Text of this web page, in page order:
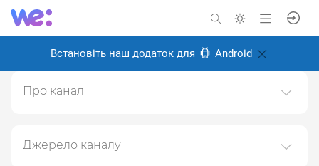
Встановіть наш додаток для Android
Про канал
Створено: 6 листопада 2024
Джерело каналу